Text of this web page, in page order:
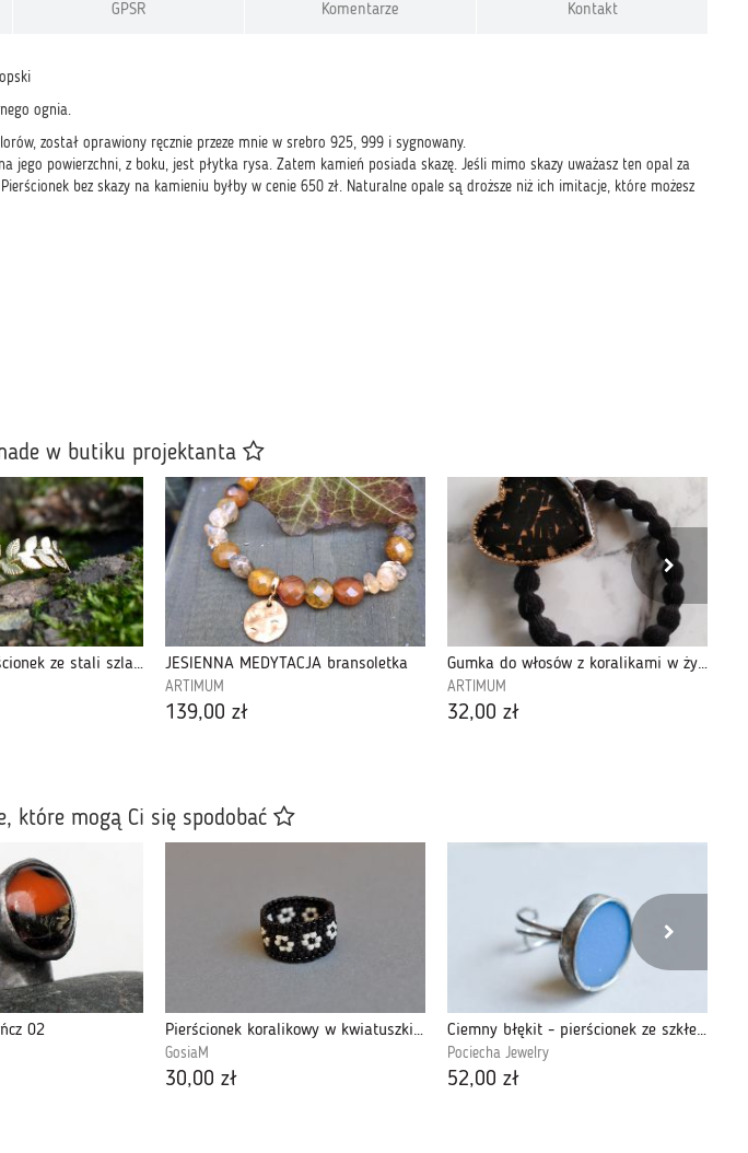
GPSR Komentarze Kontakt
ognia.
został oprawiony ręcznie przeze mnie w srebro 925, 999 i sygnowany.
jego powierzchni, z boku, jest płytka rysa. Zatem kamień posiada skazę. Jeśli mimo skazy uważasz ten opal za
bez skazy na kamieniu byłby w cenie 650 zł. Naturalne opale są droższe niż ich imitacje, które możesz
w butiku projektanta
Listki złote. Pierścionek ze stali szlachetnej JESIENNA MEDYTACJA bransoletka
ARTIMUM
139,00 zł
Gumka do włosów z koralikami w żywicy -czerń
ARTIMUM
32,00 zł
które mogą Ci się spodobać
02 Pierścionek koralikowy w kwiatuszki 1
GosiaM
30,00 zł
Ciemny błękit - pierścionek ze szkłem
Pociecha Jewelry
52,00 zł